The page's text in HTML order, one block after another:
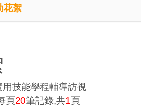
花絮
技能學程輔導訪視
頁20筆記錄,共1頁